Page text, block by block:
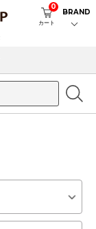
カート
0
BRAND